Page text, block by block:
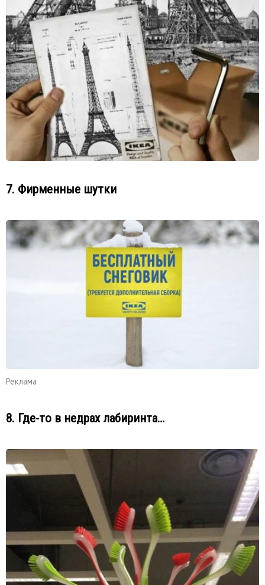
7. Фирменные шутки
Реклама
8. Где-то в недрах лабиринта…